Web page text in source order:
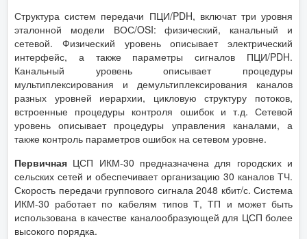
Структура систем передачи ПЦИ/PDH, включат три уровня
эталонной модели ВОС/OSI: физический, канальный и
сетевой. Физический уровень описывает электрический
интерфейс, а также параметры сигналов ПЦИ/PDH.
Канальный уровень описывает процедуры
мультиплексирования и демультиплексирования каналов
разных уровней иерархии, цикловую структуру потоков,
встроенные процедуры контроля ошибок и т.д. Сетевой
уровень описывает процедуры управления каналами, а
также контроль параметров ошибок на сетевом уровне.
Первичная ЦСП ИКМ-30 предназначена для городских и
сельских сетей и обеспечивает организацию 30 каналов ТЧ.
Скорость передачи группового сигнала 2048 кбит/с. Система
ИКМ-30 работает по кабелям типов Т, ТП и может быть
использована в качестве каналообразующей для ЦСП более
высокого порядка.